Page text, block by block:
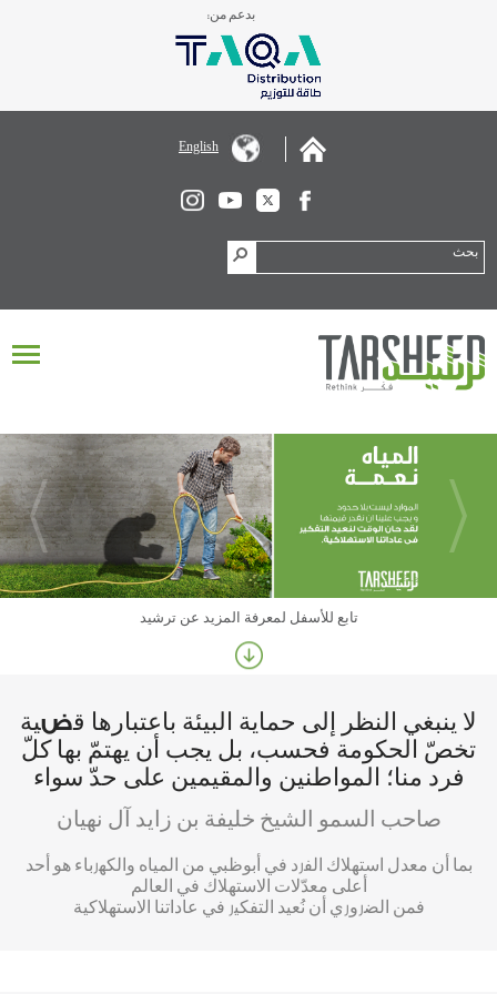
بدعم من:
English
تابع للأسفل لمعرفة المزيد عن ترشيد
لا ينبغي النظر إلى حماية البيئة باعتبارها قضية
تخصّ الحكومة فحسب، بل يجب أن يهتمّ بها كلّ
فرد منا؛ المواطنين والمقيمين على حدّ سواء
صاحب السمو الشيخ خليفة بن زايد آل نهيان
بما أن معدل استهلاك الفرد في أبوظبي من المياه والكهرباء هو أحد
أعلى معدّلات الاستهلاك في العالم
فمن الضروري أن نُعيد التفكير في عاداتنا الاستهلاكية